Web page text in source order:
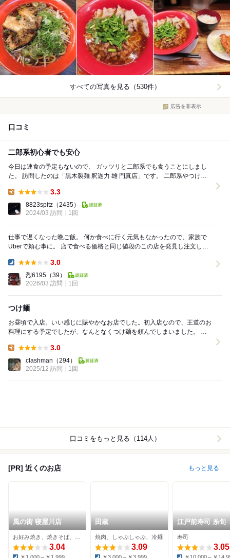
すべての写真を見る（530件）
広告を非表示
口コミ
二郎系初心者でも安心
今日は連食の予定もないので、 ガッツリと二郎系でも食うことにしまし
た。 訪問したのは「黒木製麺 釈迦力 雄 門真店」です。 二郎系やつけ麺
3.3
8823spitz （2435）
2024/03 訪問
1回
仕事で遅くなった晩ご飯。 何か食べに行く元気もなかったので、家族で
Uberで頼む事に。 店で食べる価格と同じ値段のこの店を発見し注文しま
3.0
烈6195 （39）
2026/03 訪問
1回
つけ麺
お昼頃で入店。いい感じに賑やかなお店でした。初入店なので、王道のお
料理にする予定でしたが、なんとなくつけ麺を頼んでしまいました。 つ
3.0
clashman （294）
2025/12 訪問
1回
口コミをもっと見る（114人）
[PR] 近くのお店 もっと見る
風の街 寝屋川店
3.04
田蔵
焼肉、しゃぶしゃぶ、冷麺
3.09
江戸前寿司 糸旬
寿司
3.05